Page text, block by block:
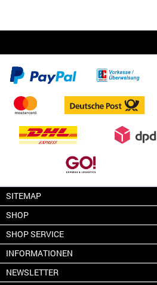
SITEMAP
SHOP
SHOP SERVICE
INFORMATIONEN
NEWSLETTER